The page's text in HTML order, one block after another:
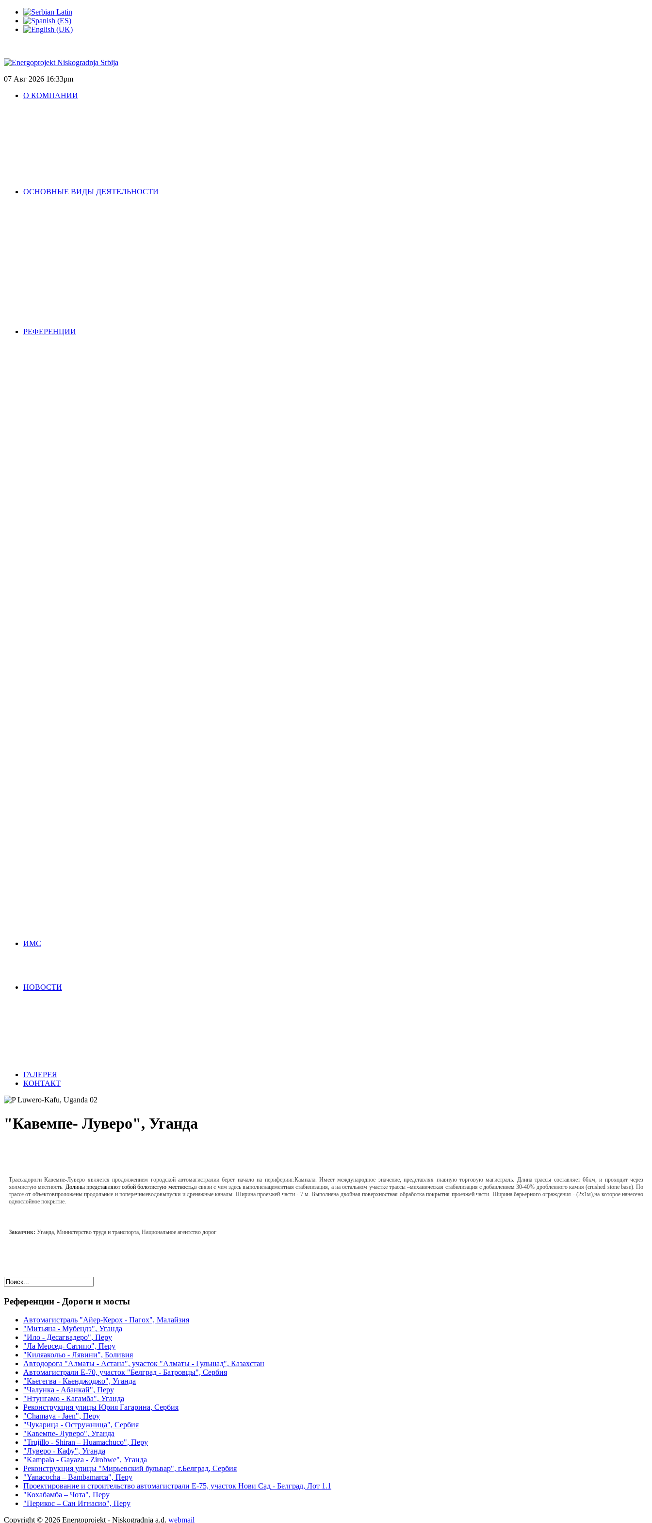
07 Авг 2026 16:33pm
О КОМПАНИИ
ОСНОВНЫЕ ВИДЫ ДЕЯТЕЛЬНОСТИ
РЕФЕРЕНЦИИ
ИМС
НОВОСТИ
ГАЛЕРЕЯ
КОНТАКТ
"Кавемпе- Луверо", Уганда
Трассадороги Кавемпе-Луверо является продолжением городской автомагистралии берет начало на периферииг.Кампала. Имеет международное значение, представляя главную торговую магистраль. Длина трассы составляет66км,и проходит через
холмистую местность. Долины представляют собой болотистую местность,в связи с чем здесь выполненацементная стабилизация, aна остальном участке трассы –механическая стабилизация с добавлением 30-40% дробленного камня (crushed stone base).По
трассе от объектовпроложены продольные и поперечныеводовыпуски и дренажные каналы. Ширина проезжей части - 7м.Выполнена двойная поверхностная обработка покрытия проезжей части. Ширина барьерного ограждения -(2x1м),на которое нанесено
однослойное покрытие.
Заказчик: Уганда, Министерство труда и транспорта, Национальное агентство дорог
Референции - Дороги и мосты
Автомагистраль "Айер-Керох - Пагох", Малайзия
"Митьяна - Мубендэ", Уганда
"Ило - Десагвадеро", Перу
"Ла Мерсед- Сатипо", Перу
"Киляакольо - Лявини", Боливия
Автодорога "Алматы - Астана", участок "Алматы - Гульшад", Казахстан
Aвтомагистрали E-70, участок "Белград - Батровцы", Сербия
"Кьегегва - Кьенджоджо", Уганда
"Чалунка - Aбанкай", Перу
"Нтунгамо - Кагамбa", Уганда
Реконструкция улицы Юрия Гагарина, Сербия
"Chamaya - Jaen", Перу
"Чукарица - Остружница", Сербия
"Кавемпе- Луверо", Уганда
"Trujillo - Shiran – Huamachuco", Перу
"Луверо - Кафу", Уганда
"Kampala - Gayaza - Zirobwe", Уганда
Реконструкция улицы "Мирьевский бульвар", г.Белград, Сербия
"Yanacocha – Bambamarca", Перу
Проектирование и строительство автомагистрали Е-75, участок Нови Сад - Белград, Лот 1.1
"Кохабамба – Чота", Перу
"Перикос – Сан Игнасио", Перу
Copyright © 2026 Energoprojekt - Niskogradnja a.d. webmail